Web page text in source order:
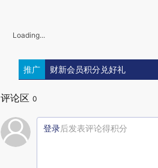
Loading...
推广 财新会员积分兑好礼
评论区 0
登录后发表评论得积分